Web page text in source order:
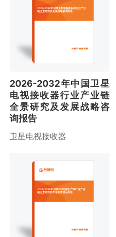
2026-2032年中国卫星电视接收器行业产业
链全景研究及发展战略咨询报告
2026-2032年中国卫星
电视接收器行业产业链
全景研究及发展战略咨
询报告
卫星电视接收器
2026-2032年中国LED电视生产线行业产业
链全景研究及市场前景评估报告